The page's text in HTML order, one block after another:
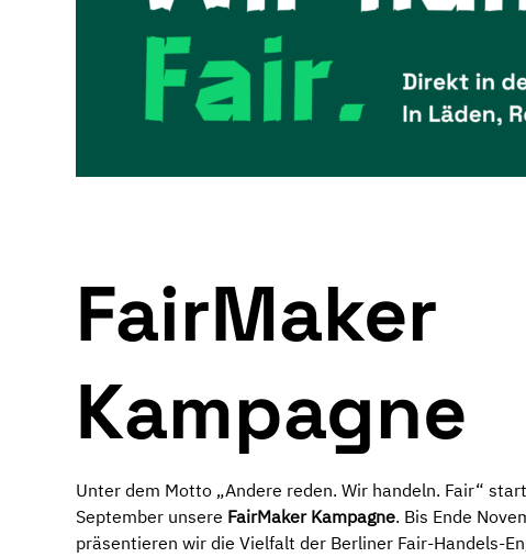
FairMaker
Kampagne
Unter dem Motto „Andere reden. Wir handeln. Fair“
September unsere FairMaker Kampagne. Bis Ende
präsentieren wir die Vielfalt der Berliner Fair-Handels-